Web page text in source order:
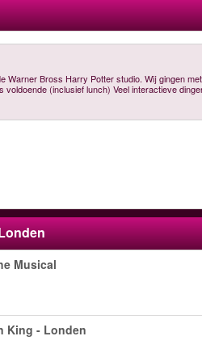
Warner Bross Harry Potter studio. Wij gingen
voldoende (inclusief lunch) Veel interactieve
Musical
King - Londen